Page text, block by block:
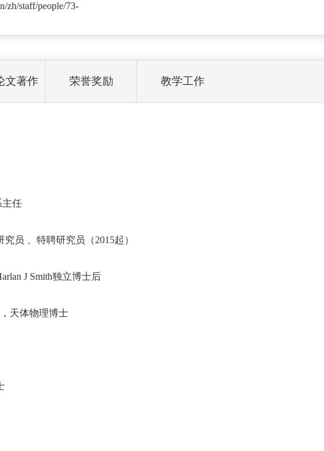
zh/staff/people/73-
文著作 荣誉奖励 教学工作
主任
员 、特聘研究员（2015起）
J Smith独立博士后
，天体物理博士